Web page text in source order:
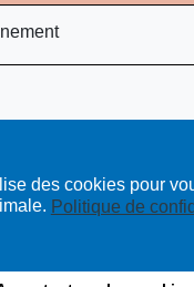
des cookies pour
Politique de
cossonay.ch - tous droits